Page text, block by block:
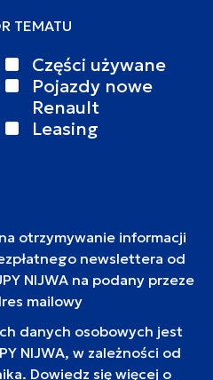
TEMATU
Części używane
Pojazdy nowe
Renault
Leasing
otrzymywanie informacji
newslettera od
NIJWA na podany przeze
mailowy
danych osobowych jest
NIJWA, w zależności od
Dowiedz się więcej o